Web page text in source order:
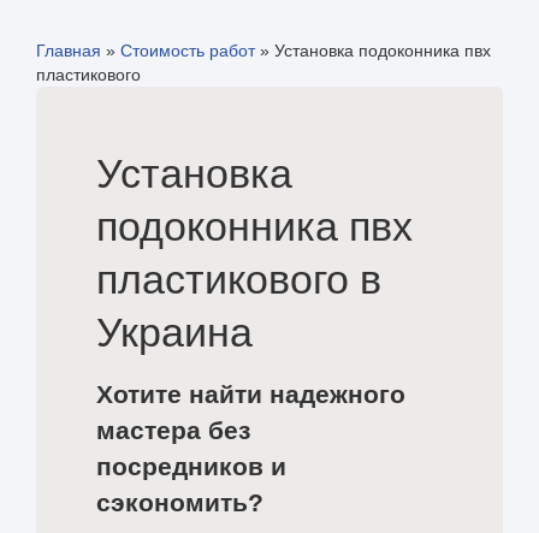
Главная » Стоимость работ» Установка подоконника пвх
пластикового
Установка
подоконника пвх
пластикового в
Украина
Хотите найти надежного
мастера без
посредников и
сэкономить?